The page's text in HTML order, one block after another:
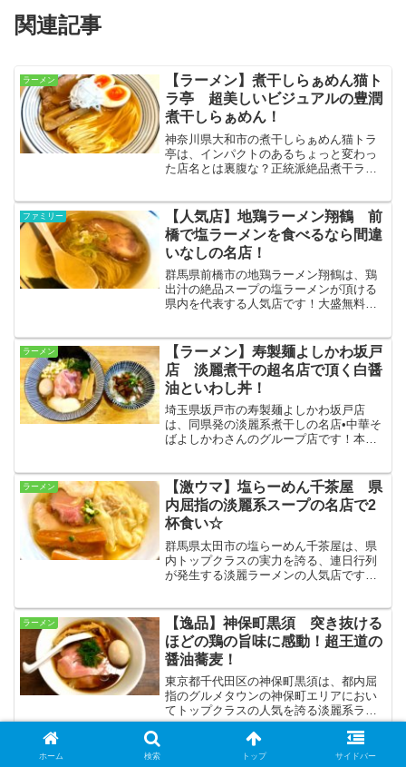
関連記事
ラーメン
【ラーメン】煮干しらぁめん猫ト
ラ亭 超美しいビジュアルの豊潤
煮干しらぁめん！
神奈川県大和市の煮干しらぁめん猫トラ
亭は、インパクトのあるちょっと変わっ
た店名とは裏腹な？正統派絶品煮干ラー
という使い勝手の良さも魅力となってい
ます☆
ファミリー
【人気店】地鶏ラーメン翔鶴 前
橋で塩ラーメンを食べるなら間違
いなしの名店！
群馬県前橋市の地鶏ラーメン翔鶴は、鶏
出汁の絶品スープの塩ラーメンが頂ける
県内を代表する人気店です！大盛無料、
ンを食べたい人には最も自信を持って勧
められるお店です☆
ラーメン
【ラーメン】寿製麺よしかわ坂戸
店 淡麗煮干の超名店で頂く白醤
油といわし丼！
埼玉県坂戸市の寿製麺よしかわ坂戸店
は、同県発の淡麗系煮干しの名店•中華そ
ばよしかわさんのグループ店です！本店
今回はよしかわさんの王道の2品を堪能し
ました☆
ラーメン
【激ウマ】塩らーめん千茶屋 県
内屈指の淡麗系スープの名店で2
杯食い☆
群馬県太田市の塩らーめん千茶屋は、県
内トップクラスの実力を誇る、連日行列
が発生する淡麗ラーメンの人気店です！
れでも安心という、多くの方に愛される
お店となっています！
ラーメン
【逸品】神保町黒須 突き抜ける
ほどの鶏の旨味に感動！超王道の
醤油蕎麦！
東京都千代田区の神保町黒須は、都内屈
指のグルメタウンの神保町エリアにおい
てトップクラスの人気を誇る淡麗系ラー
メンの有名店です！スタイリッシュでコ
ンパクトな店内で頂けるラーメンは、シ
ンプルながらどこまでも深く、王者の貫
つけ麺 【大人気】ゴールデンタイガー
ホーム 検索 トップ サイドバー